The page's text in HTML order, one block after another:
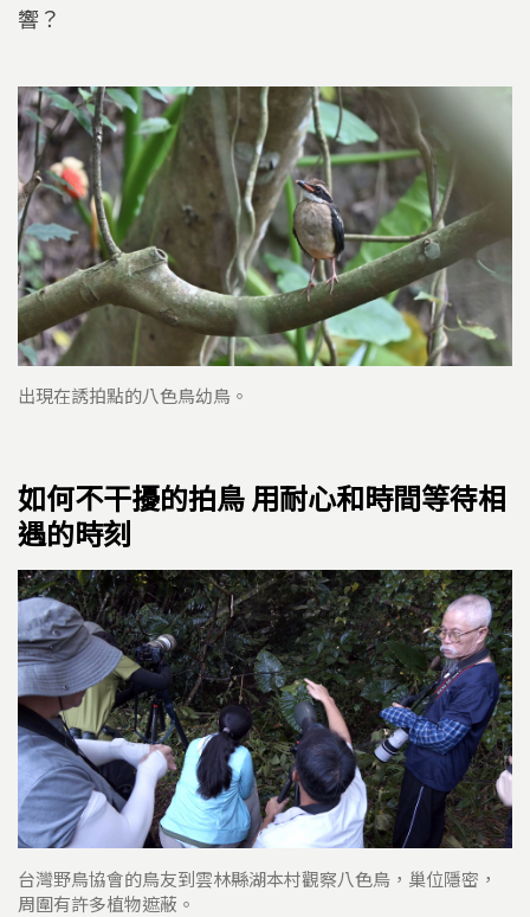
響？
出現在誘拍點的八色鳥幼鳥。
如何不干擾的拍鳥 用耐心和時間等待相
遇的時刻
台灣野鳥協會的鳥友到雲林縣湖本村觀察八色鳥，巢位隱密，
周圍有許多植物遮蔽。